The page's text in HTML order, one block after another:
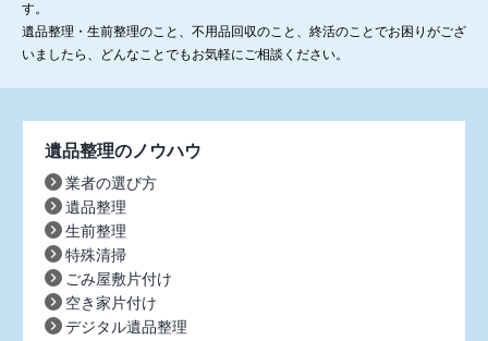
す。
遺品整理・生前整理のこと、不用品回収のこと、終活のことでお困りがござ
いましたら、どんなことでもお気軽にご相談ください。
遺品整理のノウハウ
業者の選び方
遺品整理
生前整理
特殊清掃
ごみ屋敷片付け
空き家片付け
デジタル遺品整理